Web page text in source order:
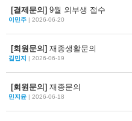
[결제문의] 9월 외부생 접수
이민주 | 2026-06-20
[회원문의] 재종생활문의
김민지 | 2026-06-19
[회원문의] 재종문의
민지윤 | 2026-06-18